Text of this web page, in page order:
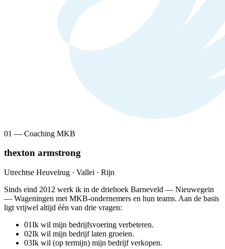
01 — Coaching MKB
thexton armstrong
Utrechtse Heuvelrug · Vallei · Rijn
Sinds eind 2012 werk ik in de driehoek Barneveld — Nieuwegein
— Wageningen met MKB-ondernemers en hun teams. Aan de basis
ligt vrijwel altijd één van drie vragen:
01Ik wil mijn bedrijfsvoering verbeteren.
02Ik wil mijn bedrijf laten groeien.
03Ik wil (op termijn) mijn bedrijf verkopen.